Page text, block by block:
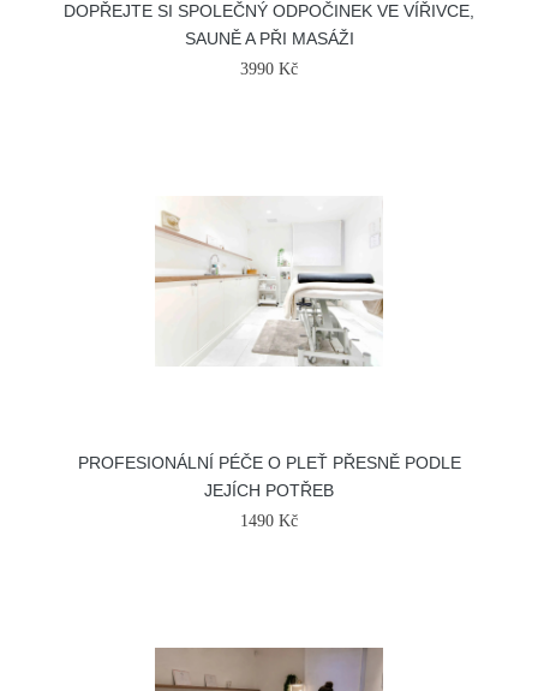
DOPŘEJTE SI SPOLEČNÝ ODPOČINEK VE VÍŘIVCE,
SAUNĚ A PŘI MASÁŽI
3990 Kč
PROFESIONÁLNÍ PÉČE O PLEŤ PŘESNĚ PODLE
JEJÍCH POTŘEB
1490 Kč